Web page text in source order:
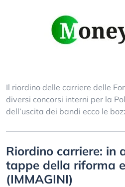
Il riordino delle carriere delle
diversi concorsi interni per la
dell’uscita dei bandi ecco le
Riordino carriere: in
tappe della riforma
(IMMAGINI)